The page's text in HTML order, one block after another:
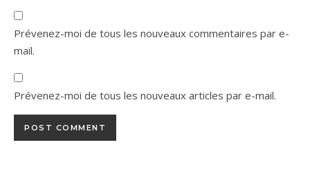
Prévenez-moi de tous les nouveaux commentaires par e-
mail.
Prévenez-moi de tous les nouveaux articles par e-mail.